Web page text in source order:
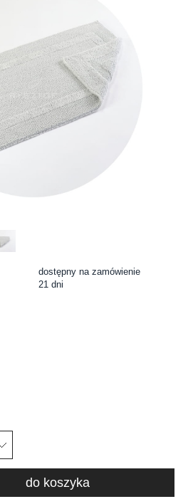
dostępny na zamówienie
21 dni
do koszyka